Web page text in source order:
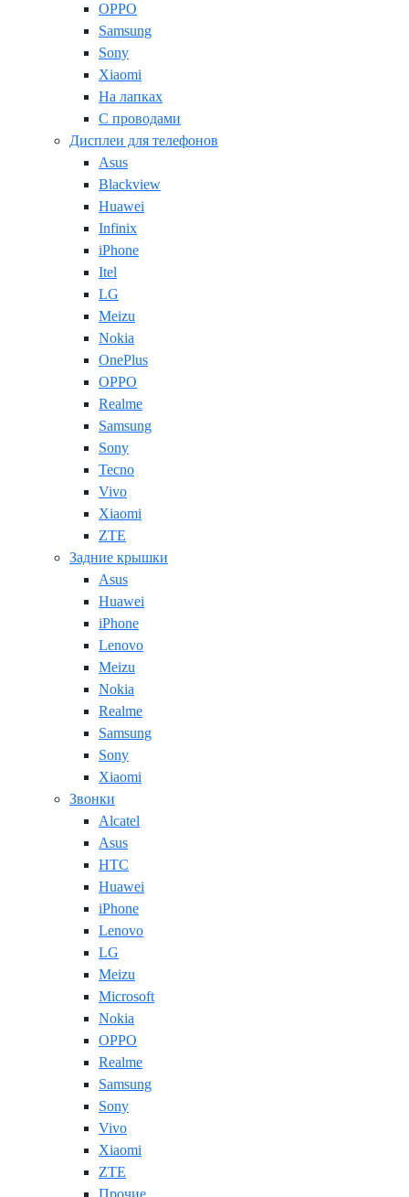
OPPO
Samsung
Sony
Xiaomi
На лапках
С проводами
Дисплеи для телефонов
Asus
Blackview
Huawei
Infinix
iPhone
Itel
LG
Meizu
Nokia
OnePlus
OPPO
Realme
Samsung
Sony
Tecno
Vivo
Xiaomi
ZTE
Задние крышки
Asus
Huawei
iPhone
Lenovo
Meizu
Nokia
Realme
Samsung
Sony
Xiaomi
Звонки
Alcatel
Asus
HTC
Huawei
iPhone
Lenovo
LG
Meizu
Microsoft
Nokia
OPPO
Realme
Samsung
Sony
Vivo
Xiaomi
ZTE